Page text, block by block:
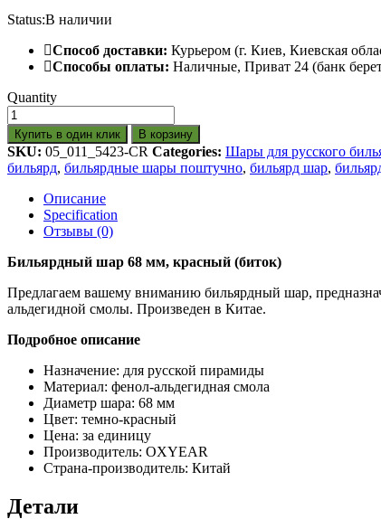
Status:В наличии
Способ доставки: Курьером (г. Киев, Киевская
Способы оплаты: Наличные, Приват 24 (банк
Quantity
Купить в один клик В корзину
SKU: 05_011_5423-CR Categories: Шары для русского
бильярд, бильярдные шары поштучно, бильярд шар,
Описание
Specification
Отзывы (0)
Бильярдный шар 68 мм, красный (биток)
Предлагаем вашему вниманию бильярдный шар,
альдегидной смолы. Произведен в Китае.
Подробное описание
Назначение: для русской пирамиды
Материал: фенол-альдегидная смола
Диаметр шара: 68 мм
Цвет: темно-красный
Цена: за единицу
Производитель: OXYEAR
Страна-производитель: Китай
Детали